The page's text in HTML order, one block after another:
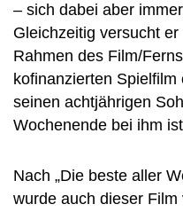
– sich dabei aber
Gleichzeitig versucht
Rahmen des Film/
kofinanzierten
seinen achtjährigen
Wochenende bei ihm
Nach „Die beste aller
wurde auch dieser Film